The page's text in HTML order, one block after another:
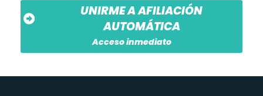
UNIRME A AFILIACIÓN
AUTOMÁTICA
Acceso inmediato